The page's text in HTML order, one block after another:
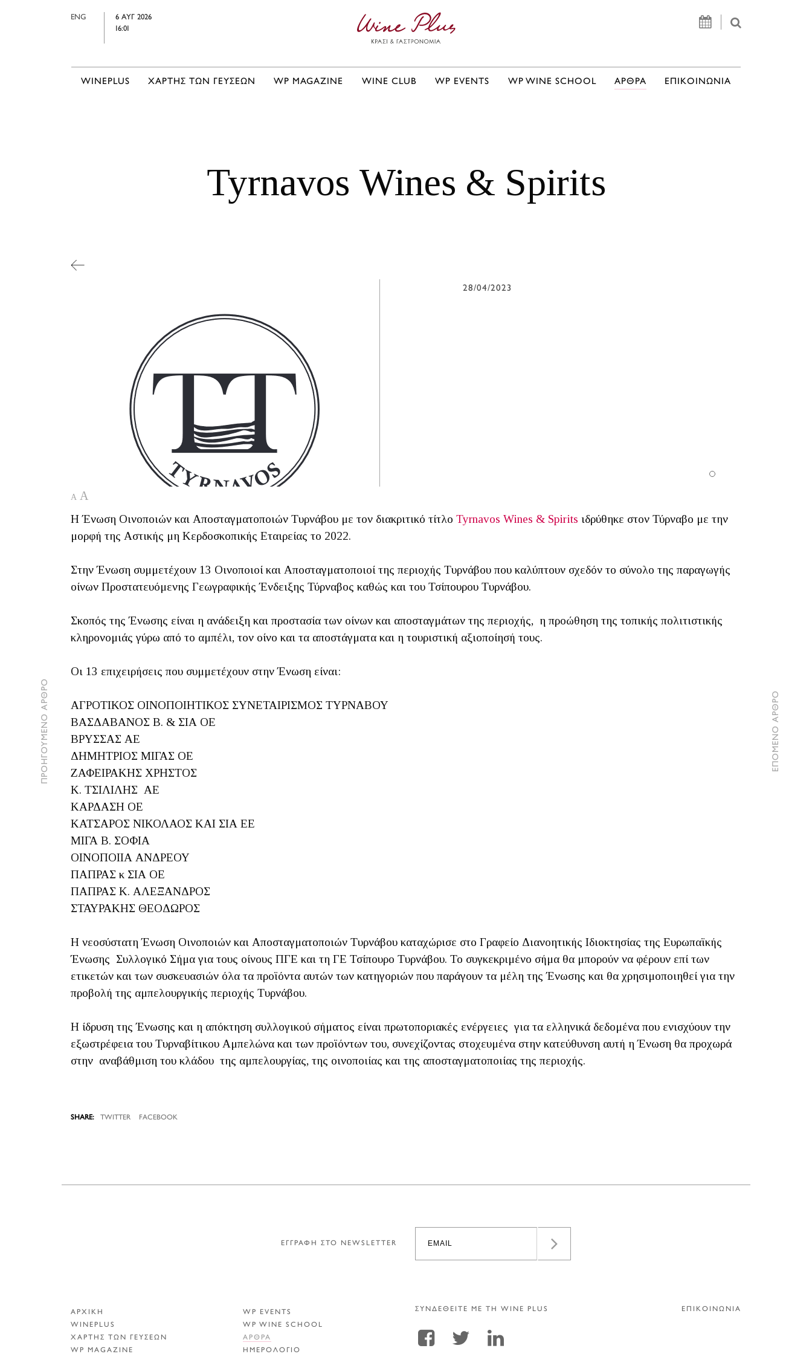
ENG
6 ΑΥΓ 2026
16:01
WINEPLUS ΧΑΡΤΗΣ ΤΩΝ ΓΕΥΣΕΩΝ WP MAGAZINE WINE CLUB WP EVENTS WP WINE SCHOOL ΑΡΘΡΑ ΕΠΙΚΟΙΝΩΝΙΑ
ΠΡΟΗΓΟΥΜΕΝΟ ΑΡΘΡΟ ΕΠΟΜΕΝΟ ΑΡΘΡΟ
Tyrnavos Wines & Spirits
28/04/2023
A A
Η Ένωση Οινοποιών και Αποσταγματοποιών Τυρνάβου με τον διακριτικό τίτλο Tyrnavos Wines & Spirits ιδρύθηκε στον Τύρναβο με την
μορφή της Αστικής μη Κερδοσκοπικής Εταιρείας το 2022.
Στην Ένωση συμμετέχουν 13 Οινοποιοί και Αποσταγματοποιοί της περιοχής Τυρνάβου που καλύπτουν σχεδόν το σύνολο της παραγωγής
οίνων Προστατευόμενης Γεωγραφικής Ένδειξης Τύρναβος καθώς και του Τσίπουρου Τυρνάβου.
Σκοπός της Ένωσης είναι η ανάδειξη και προστασία των οίνων και αποσταγμάτων της περιοχής, η προώθηση της τοπικής πολιτιστικής
κληρονομιάς γύρω από το αμπέλι, τον οίνο και τα αποστάγματα και η τουριστική αξιοποίησή τους.
Οι 13 επιχειρήσεις που συμμετέχουν στην Ένωση είναι:
ΑΓΡΟΤΙΚΟΣ ΟΙΝΟΠΟΙΗΤΙΚΟΣ ΣΥΝΕΤΑΙΡΙΣΜΟΣ ΤΥΡΝΑΒΟΥ
ΒΑΣΔΑΒΑΝΟΣ Β. & ΣΙΑ ΟΕ
ΒΡΥΣΣΑΣ ΑΕ
ΔΗΜΗΤΡΙΟΣ ΜΙΓΑΣ ΟΕ
ΖΑΦΕΙΡΑΚΗΣ ΧΡΗΣΤΟΣ
Κ. ΤΣΙΛΙΛΗΣ ΑΕ
ΚΑΡΔΑΣΗ ΟΕ
ΚΑΤΣΑΡΟΣ ΝΙΚΟΛΑΟΣ ΚΑΙ ΣΙΑ ΕΕ
ΜΙΓΑ Β. ΣΟΦΙΑ
ΟΙΝΟΠΟΙΙΑ ΑΝΔΡΕΟΥ
ΠΑΠΡΑΣ κ ΣΙΑ ΟΕ
ΠΑΠΡΑΣ Κ. ΑΛΕΞΑΝΔΡΟΣ
ΣΤΑΥΡΑΚΗΣ ΘΕΟΔΩΡΟΣ
Η νεοσύστατη Ένωση Οινοποιών και Αποσταγματοποιών Τυρνάβου καταχώρισε στο Γραφείο Διανοητικής Ιδιοκτησίας της Ευρωπαϊκής
Ένωσης Συλλογικό Σήμα για τους οίνους ΠΓΕ και τη ΓΕ Τσίπουρο Τυρνάβου. Το συγκεκριμένο σήμα θα μπορούν να φέρουν επί των
ετικετών και των συσκευασιών όλα τα προϊόντα αυτών των κατηγοριών που παράγουν τα μέλη της Ένωσης και θα χρησιμοποιηθεί για την
προβολή της αμπελουργικής περιοχής Τυρνάβου.
Η ίδρυση της Ένωσης και η απόκτηση συλλογικού σήματος είναι πρωτοποριακές ενέργειες για τα ελληνικά δεδομένα που ενισχύουν την
εξωστρέφεια του Τυρναβίτικου Αμπελώνα και των προϊόντων του, συνεχίζοντας στοχευμένα στην κατεύθυνση αυτή η Ένωση θα προχωρά
στην αναβάθμιση του κλάδου της αμπελουργίας, της οινοποιίας και της αποσταγματοποιίας της περιοχής.
TWITTER FACEBOOK
ΕΓΓΡΑΦΗ ΣΤΟ NEWSLETTER
ΑΡΧΙΚΗ
WINEPLUS
ΧΑΡΤΗΣ ΤΩΝ ΓΕΥΣΕΩΝ
WP MAGAZINE
WP EVENTS
WP WINE SCHOOL
ΑΡΘΡΑ
ΗΜΕΡΟΛΟΓΙΟ
ΣΥΝΔΕΘΕΙΤΕ ΜΕ ΤΗ WINE PLUS ΕΠΙΚΟΙΝΩΝΙΑ